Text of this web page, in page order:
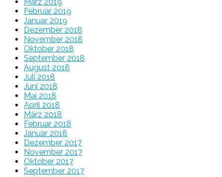
Februar 2019
Januar 2019
Dezember 2018
November 2018
Oktober 2018
September 2018
August 2018
Juli 2018
Juni 2018
Mai 2018
April 2018
März 2018
Februar 2018
Januar 2018
Dezember 2017
November 2017
Oktober 2017
September 2017